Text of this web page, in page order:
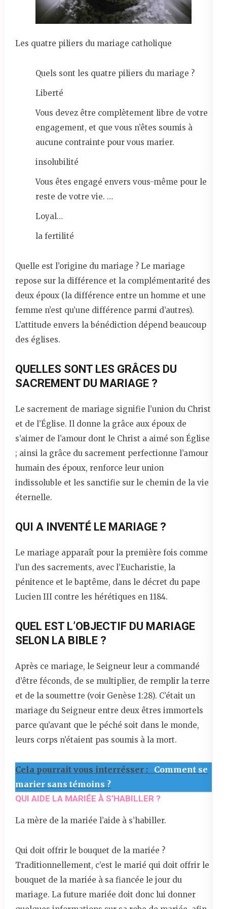
Les quatre piliers du mariage catholique
Quels sont les quatre piliers du mariage ?
Liberté
Vous devez être complètement libre de votre
engagement, et que vous n’êtes soumis à
aucune contrainte pour vous marier.
insolubilité
Vous êtes engagé envers vous-même pour le
reste de votre vie. …
Loyal…
la fertilité
Quelle est l’origine du mariage ? Le mariage
repose sur la différence et la complémentarité des
deux époux (la différence entre un homme et une
femme n’est qu’une différence parmi d’autres).
L’attitude envers la bénédiction dépend beaucoup
des églises.
QUELLES SONT LES GRÂCES DU
SACREMENT DU MARIAGE ?
Le sacrement de mariage signifie l’union du Christ
et de l’Église. Il donne la grâce aux époux de
s’aimer de l’amour dont le Christ a aimé son Église
; ainsi la grâce du sacrement perfectionne l’amour
humain des époux, renforce leur union
indissoluble et les sanctifie sur le chemin de la vie
éternelle.
QUI A INVENTÉ LE MARIAGE ?
Le mariage apparaît pour la première fois comme
l’un des sacrements, avec l’Eucharistie, la
pénitence et le baptême, dans le décret du pape
Lucien III contre les hérétiques en 1184.
QUEL EST L’OBJECTIF DU MARIAGE
SELON LA BIBLE ?
Après ce mariage, le Seigneur leur a commandé
d’être féconds, de se multiplier, de remplir la terre
et de la soumettre (voir Genèse 1:28). C’était un
mariage du Seigneur entre deux êtres immortels
parce qu’avant que le péché soit dans le monde,
leurs corps n’étaient pas soumis à la mort.
Cela pourrait vous interrésser :
Comment se
marier sans témoins ?
QUI AIDE LA MARIÉE À S’HABILLER ?
La mère de la mariée l’aide à s’habiller.
Qui doit offrir le bouquet de la mariée ?
Traditionnellement, c’est le marié qui doit offrir le
bouquet de la mariée à sa fiancée le jour du
mariage. La future mariée doit donc lui donner